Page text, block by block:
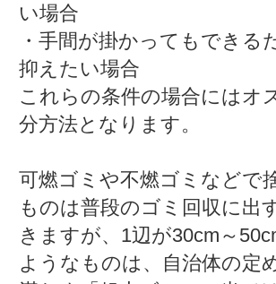
い場合
・手間が掛かってもできる
抑えたい場合
これらの条件の場合にはオ
分方法となります。
可燃ゴミや不燃ゴミなどで
ものは普段のゴミ回収に出
きますが、1辺が30cm～
ようなものは、自治体の定